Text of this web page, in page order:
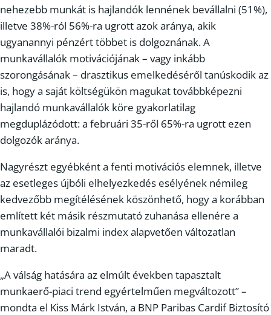
nehezebb munkát is hajlandók lennének bevállalni (51%),
illetve 38%-ról 56%-ra ugrott azok aránya, akik
ugyanannyi pénzért többet is dolgoznának. A
munkavállalók motivációjának – vagy inkább
szorongásának – drasztikus emelkedéséről tanúskodik az
is, hogy a saját költségükön magukat továbbképezni
hajlandó munkavállalók köre gyakorlatilag
megduplázódott: a februári 35-ről 65%-ra ugrott ezen
dolgozók aránya.
Nagyrészt egyébként a fenti motivációs elemnek, illetve
az esetleges újbóli elhelyezkedés esélyének némileg
kedvezőbb megítélésének köszönhető, hogy a korábban
említett két másik részmutató zuhanása ellenére a
munkavállalói bizalmi index alapvetően változatlan
maradt.
„A válság hatására az elmúlt években tapasztalt
munkaerő-piaci trend egyértelműen megváltozott” –
mondta el Kiss Márk István, a BNP Paribas Cardif Biztosító